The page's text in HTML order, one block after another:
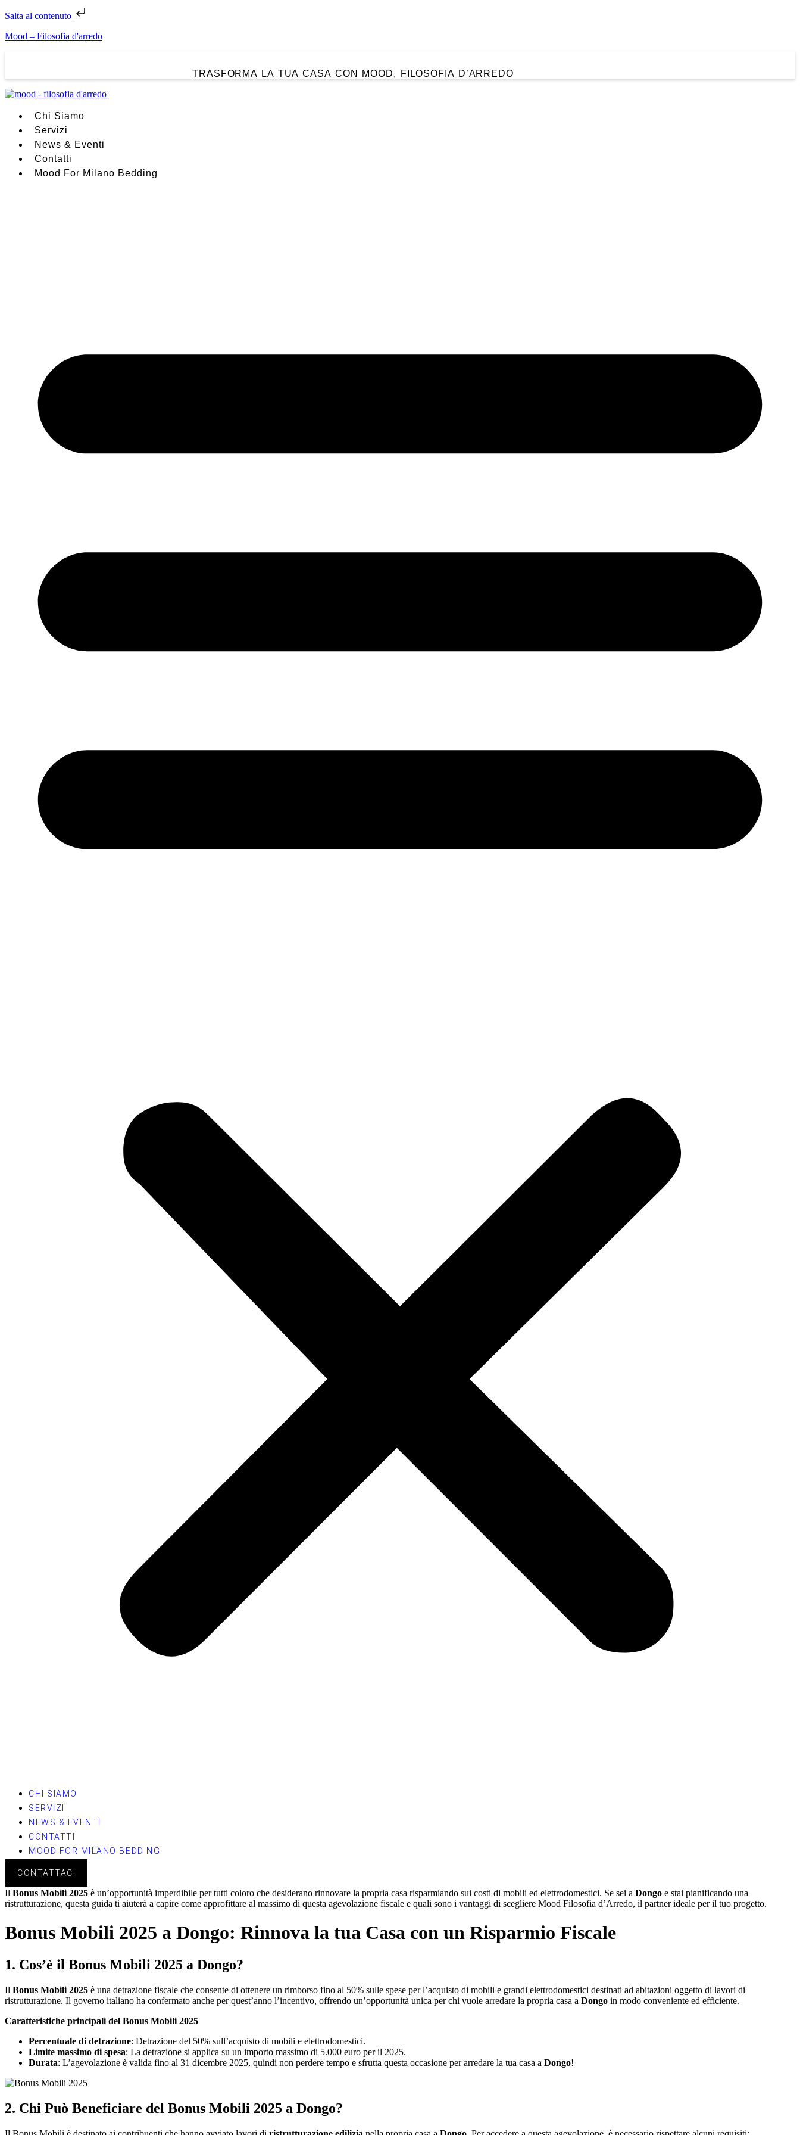
Salta al contenuto
Mood – Filosofia d'arredo
TRASFORMA LA TUA CASA CON MOOD, FILOSOFIA D’ARREDO
Chi Siamo
Servizi
News & Eventi
Contatti
Mood For Milano Bedding
CHI SIAMO
SERVIZI
NEWS & EVENTI
CONTATTI
MOOD FOR MILANO BEDDING
CONTATTACI
Il Bonus Mobili 2025 è un’opportunità imperdibile per tutti coloro che desiderano rinnovare la propria casa risparmiando sui costi di mobili ed elettrodomestici. Se sei a Dongo e stai pianificando una
ristrutturazione, questa guida ti aiuterà a capire come approfittare al massimo di questa agevolazione fiscale e quali sono i vantaggi di scegliere Mood Filosofia d’Arredo, il partner ideale per il tuo progetto.
Bonus Mobili 2025 a Dongo: Rinnova la tua Casa con un Risparmio Fiscale
1. Cos’è il Bonus Mobili 2025 a Dongo?
Il Bonus Mobili 2025 è una detrazione fiscale che consente di ottenere un rimborso fino al 50% sulle spese per l’acquisto di mobili e grandi elettrodomestici destinati ad abitazioni oggetto di lavori di
ristrutturazione. Il governo italiano ha confermato anche per quest’anno l’incentivo, offrendo un’opportunità unica per chi vuole arredare la propria casa a Dongo in modo conveniente ed efficiente.
Caratteristiche principali del Bonus Mobili 2025
Percentuale di detrazione: Detrazione del 50% sull’acquisto di mobili e elettrodomestici.
Limite massimo di spesa: La detrazione si applica su un importo massimo di 5.000 euro per il 2025.
Durata: L’agevolazione è valida fino al 31 dicembre 2025, quindi non perdere tempo e sfrutta questa occasione per arredare la tua casa a Dongo!
2. Chi Può Beneficiare del Bonus Mobili 2025 a Dongo?